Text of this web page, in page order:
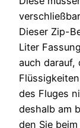
Dieser Zip-
Liter
auch darauf,
des Fluges
deshalb am
den Sie